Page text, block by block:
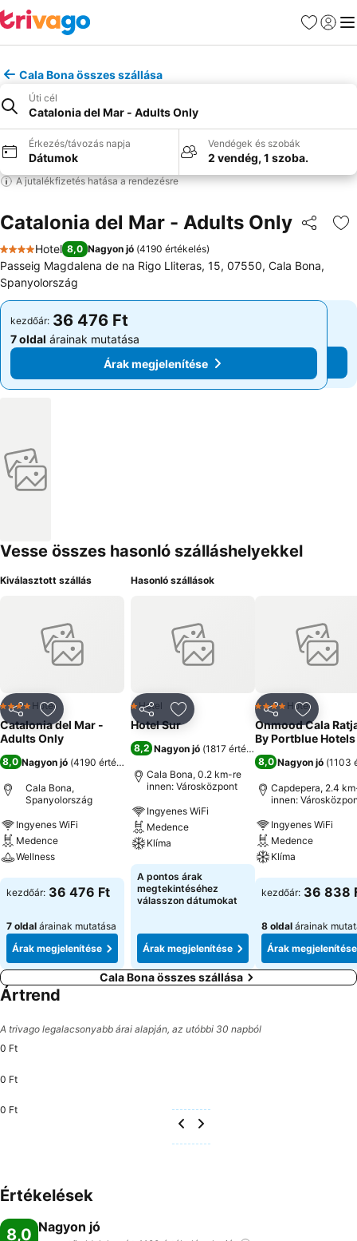
Kedvencek
Cala Bona összes szállása
Úti cél
Catalonia del Mar - Adults Only
Érkezés/távozás napja
Dátumok
Vendégek és szobák
2 vendég, 1 szoba.
A jutalékfizetés hatása a rendezésre
Catalonia del Mar - Adults Only
4 Kategória
Hotel 8,0 Nagyon jó (4190 értékelés)
Passeig Magdalena de na Rigo Lliteras, 15, 07550, Cala Bona,
Spanyolország
kezdőár: 36 476 Ft
7 oldal árainak mutatása
Árak megjelenítése
kezdőár: 36 476 Ft
7 oldal árainak mutatása
Árak megjelenítése
Vesse összes hasonló szálláshelyekkel
Kiválasztott szállás
MegosztásHozzáadás a kedvencekhez
4 Kategória
Hotel
Catalonia del Mar -
Adults Only
8,0 Nagyon jó (4190 értékelés
Cala Bona,
Spanyolország
Ingyenes WiFi
Medence
Wellness
Árak megjelenítése
kezdőár: 36 476 Ft
7 oldal árainak mutatása
Árak megjelenítése
Hasonló szállások
MegosztásHozzáadás a kedvencekhez
1 Kategória
Hotel
Hotel Sur
8,2 Nagyon jó (1817 értékelés
Cala Bona, 0.2 km-re
innen: Városközpont
Ingyenes WiFi
Medence
Klíma
Árak megjelenítése
A pontos árak
megtekintéséhez
válasszon dátumokat
Árak megjelenítése
Megosztás
4 Kategória
Hotel
Onmood Cala
By Portblue Hotels
8,0 Nagyon jó (1103
Capdepera, 2.4
innen:
Ingyenes WiFi
Medence
Klíma
Árak
kezdőár: 36 838
8 oldal árainak
Árak megjelenítése
Cala Bona összes szállása
Ártrend
A trivago legalacsonyabb árai alapján, az utóbbi 30 napból
0 Ft
0 Ft
0 Ft
Értékelések
8,0 Nagyon jó